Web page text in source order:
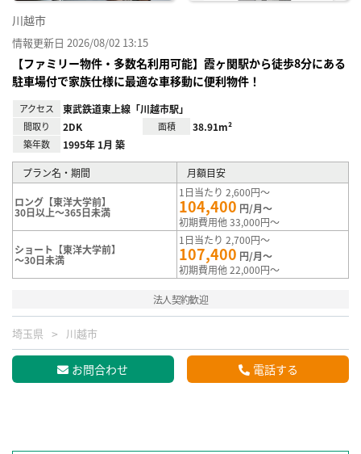
川越市
情報更新日 2026/08/02 13:15
【ファミリー物件・多数名利用可能】霞ヶ関駅から徒歩8分にある
駐車場付で家族仕様に最適な車移動に便利物件！
アクセス 東武鉄道東上線「川越市駅」
間取り 2DK 面積 38.91m²
築年数 1995年 1月 築
プラン名・期間 月額目安
ロング【東洋大学前】
30日以上～365日未満
1日当たり 2,600円～
104,400 円/月～
初期費用他 33,000円～
ショート【東洋大学前】
～30日未満
1日当たり 2,700円～
107,400 円/月～
初期費用他 22,000円～
法人契約歓迎
埼玉県 川越市
お問合わせ 電話する